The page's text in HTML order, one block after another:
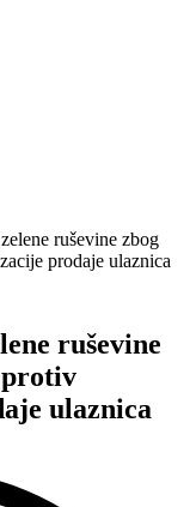
ruševine
protiv
ulaznica